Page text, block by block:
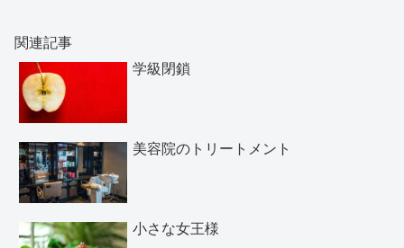
関連記事
学級閉鎖
美容院のトリートメント
小さな女王様